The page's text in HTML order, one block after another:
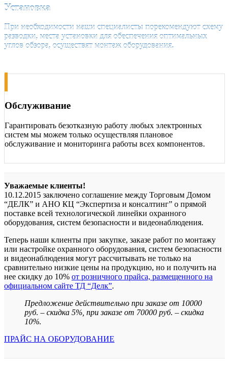
Установка
При необходимости наши специалисты порекомендуют схему
разводки, места установки для обеспечения оптимальных
углов обзора, осуществят монтаж оборудования.
Обслуживание
Гарантировать безотказную работу любых электронных
систем мы можем только осуществляя плановое
обслуживание и мониторинга работы всех компонентов.
Уважаемые клиенты!
10.12.2015 заключено соглашение между Торговым Домом
“ДЕЛК” и АНО КЦ “Экспертиза и консалтинг” о прямой
поставке всей технологической линейки охранного
оборудования, систем безопасности и видеонаблюдения.
Теперь наши клиенты при закупке, заказе работ по монтажу
или настройке охранного оборудования, систем безопасности
и видеонаблюдения могут рассчитывать не только на
сравнительно низкие цены на продукцию, но и получить на
нее скидку до 10% от розничного прайса, размещенного на
официальном сайте ТД “Делк”.
Предложение действительно при заказе от 10000
руб. – скидка 5%, при заказе от 70000 руб. – скидка
10%.
ПРАЙС НА ОБОРУДОВАНИЕ